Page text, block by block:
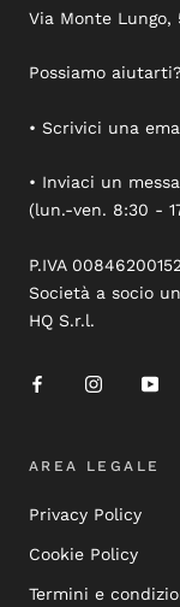
Via Monte Lungo,
Possiamo aiutarti?
• Scrivici una
• Inviaci un
(lun.-ven. 8:30 -
P.IVA
Società a socio
HQ S.r.l.
AREA LEGALE
Privacy Policy
Cookie Policy
Termini e